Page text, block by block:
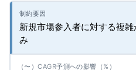
新規市場参入者に対する複
み